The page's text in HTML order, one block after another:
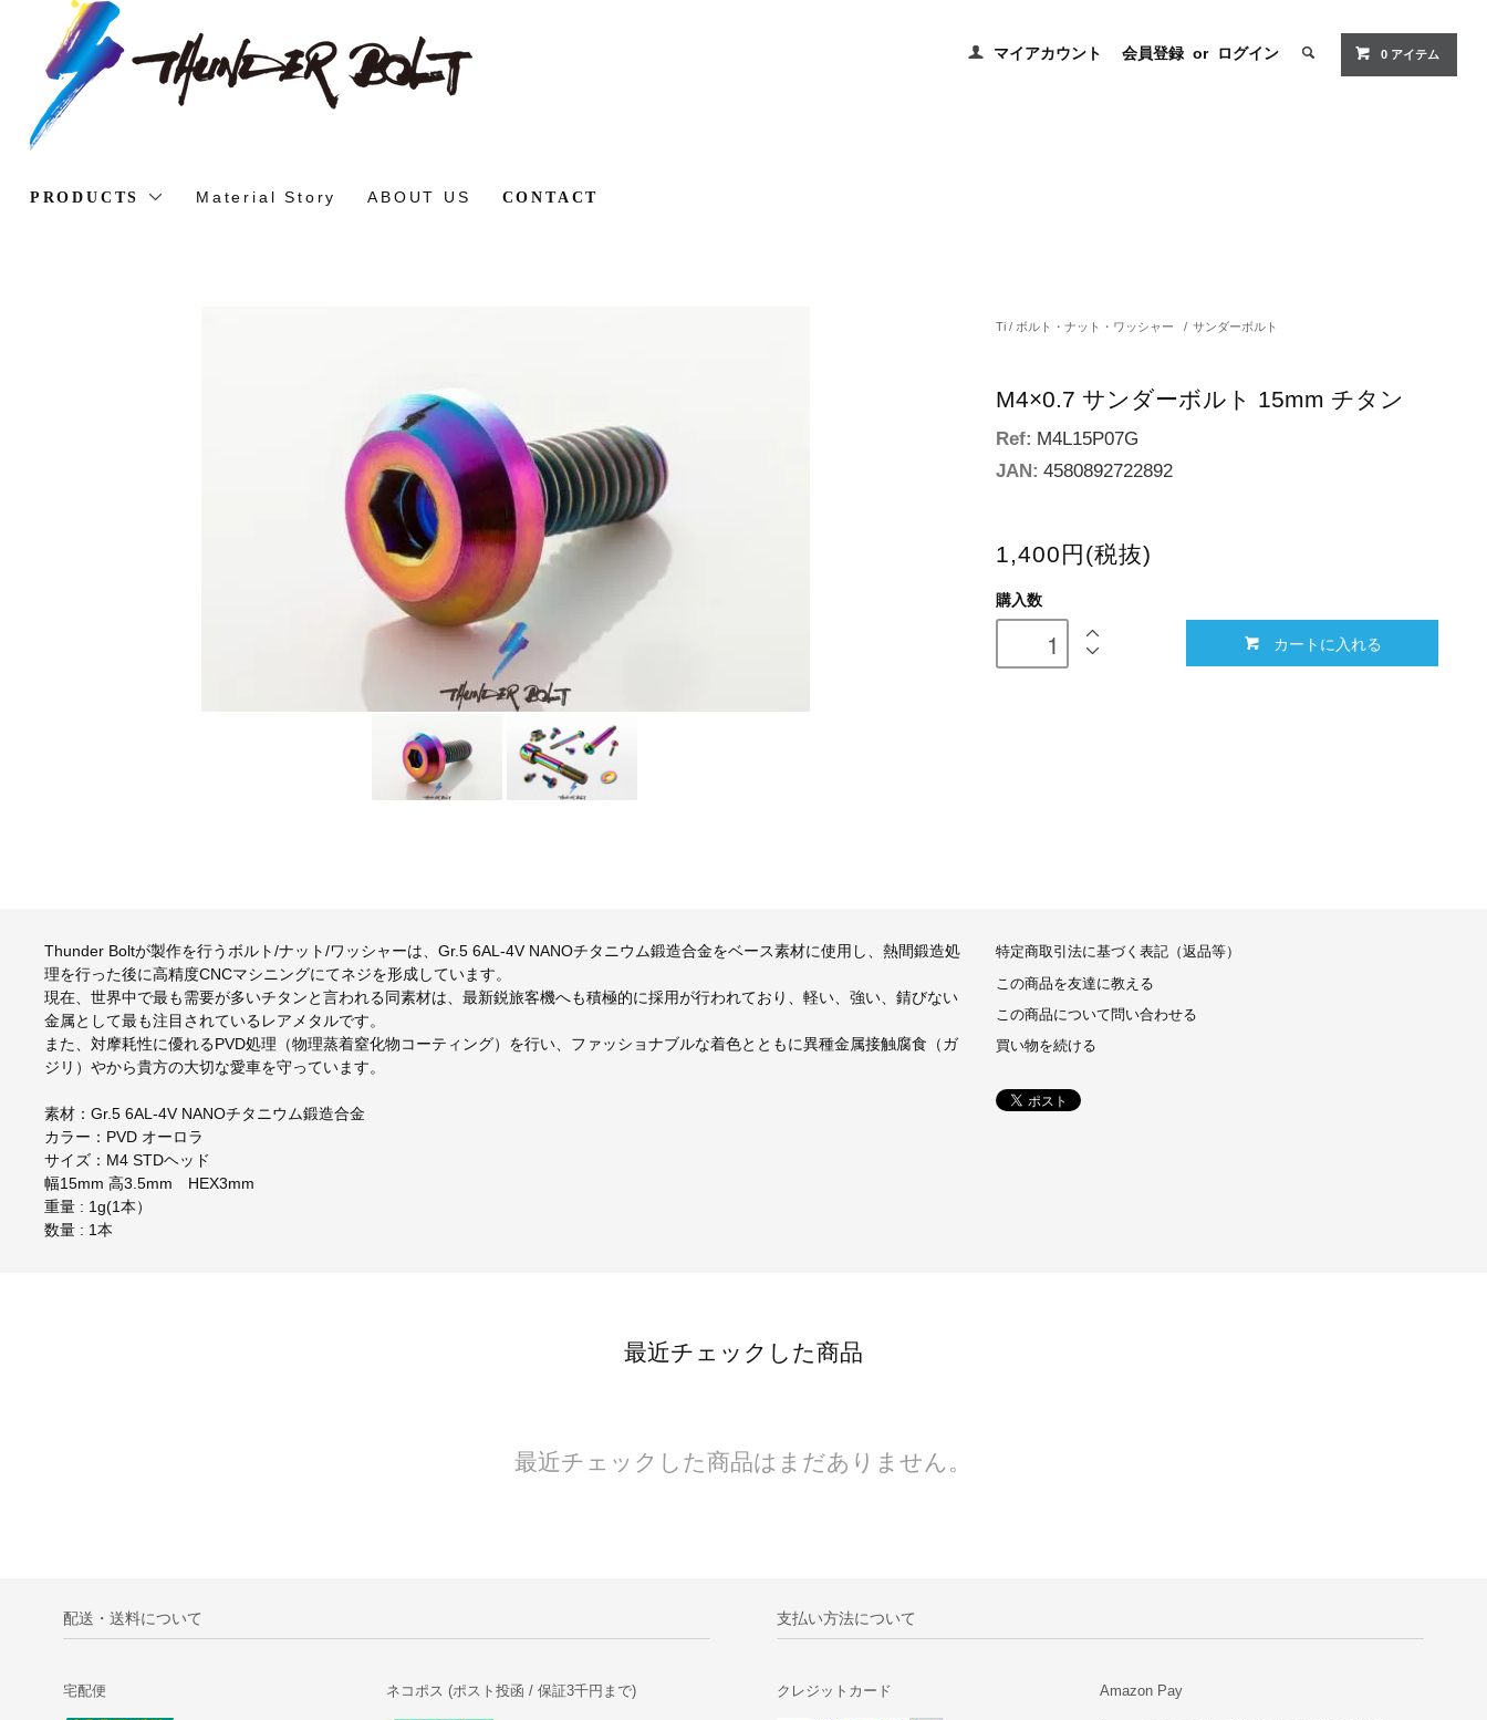
マイアカウント 会員登録 or ログイン 0 アイテム
PRODUCTS Material Story ABOUT US CONTACT
Ti / ボルト・ナット・ワッシャー / サンダーボルト
M4×0.7 サンダーボルト 15mm チタン
Ref: M4L15P07G
JAN: 4580892722892
1,400円(税抜)
購入数
カートに入れる
Thunder Boltが製作を行うボルト/ナット/ワッシャーは、Gr.5 6AL-4V NANOチタニウム鍛造合金をベース素材に使用し、熱間鍛造処
理を行った後に高精度CNCマシニングにてネジを形成しています。
現在、世界中で最も需要が多いチタンと言われる同素材は、最新鋭旅客機へも積極的に採用が行われており、軽い、強い、錆びない
金属として最も注目されているレアメタルです。
また、対摩耗性に優れるPVD処理（物理蒸着窒化物コーティング）を行い、ファッショナブルな着色とともに異種金属接触腐食（ガ
ジリ）やから貴方の大切な愛車を守っています。
素材：Gr.5 6AL-4V NANOチタニウム鍛造合金
カラー：PVD オーロラ
サイズ：M4 STDヘッド
幅15mm 高3.5mm HEX3mm
重量 : 1g(1本）
数量 : 1本
特定商取引法に基づく表記（返品等）
この商品を友達に教える
この商品について問い合わせる
買い物を続ける
最近チェックした商品
最近チェックした商品はまだありません。
配送・送料について
宅配便 ネコポス (ポスト投函 / 保証3千円まで)
支払い方法について
クレジットカード Amazon Pay